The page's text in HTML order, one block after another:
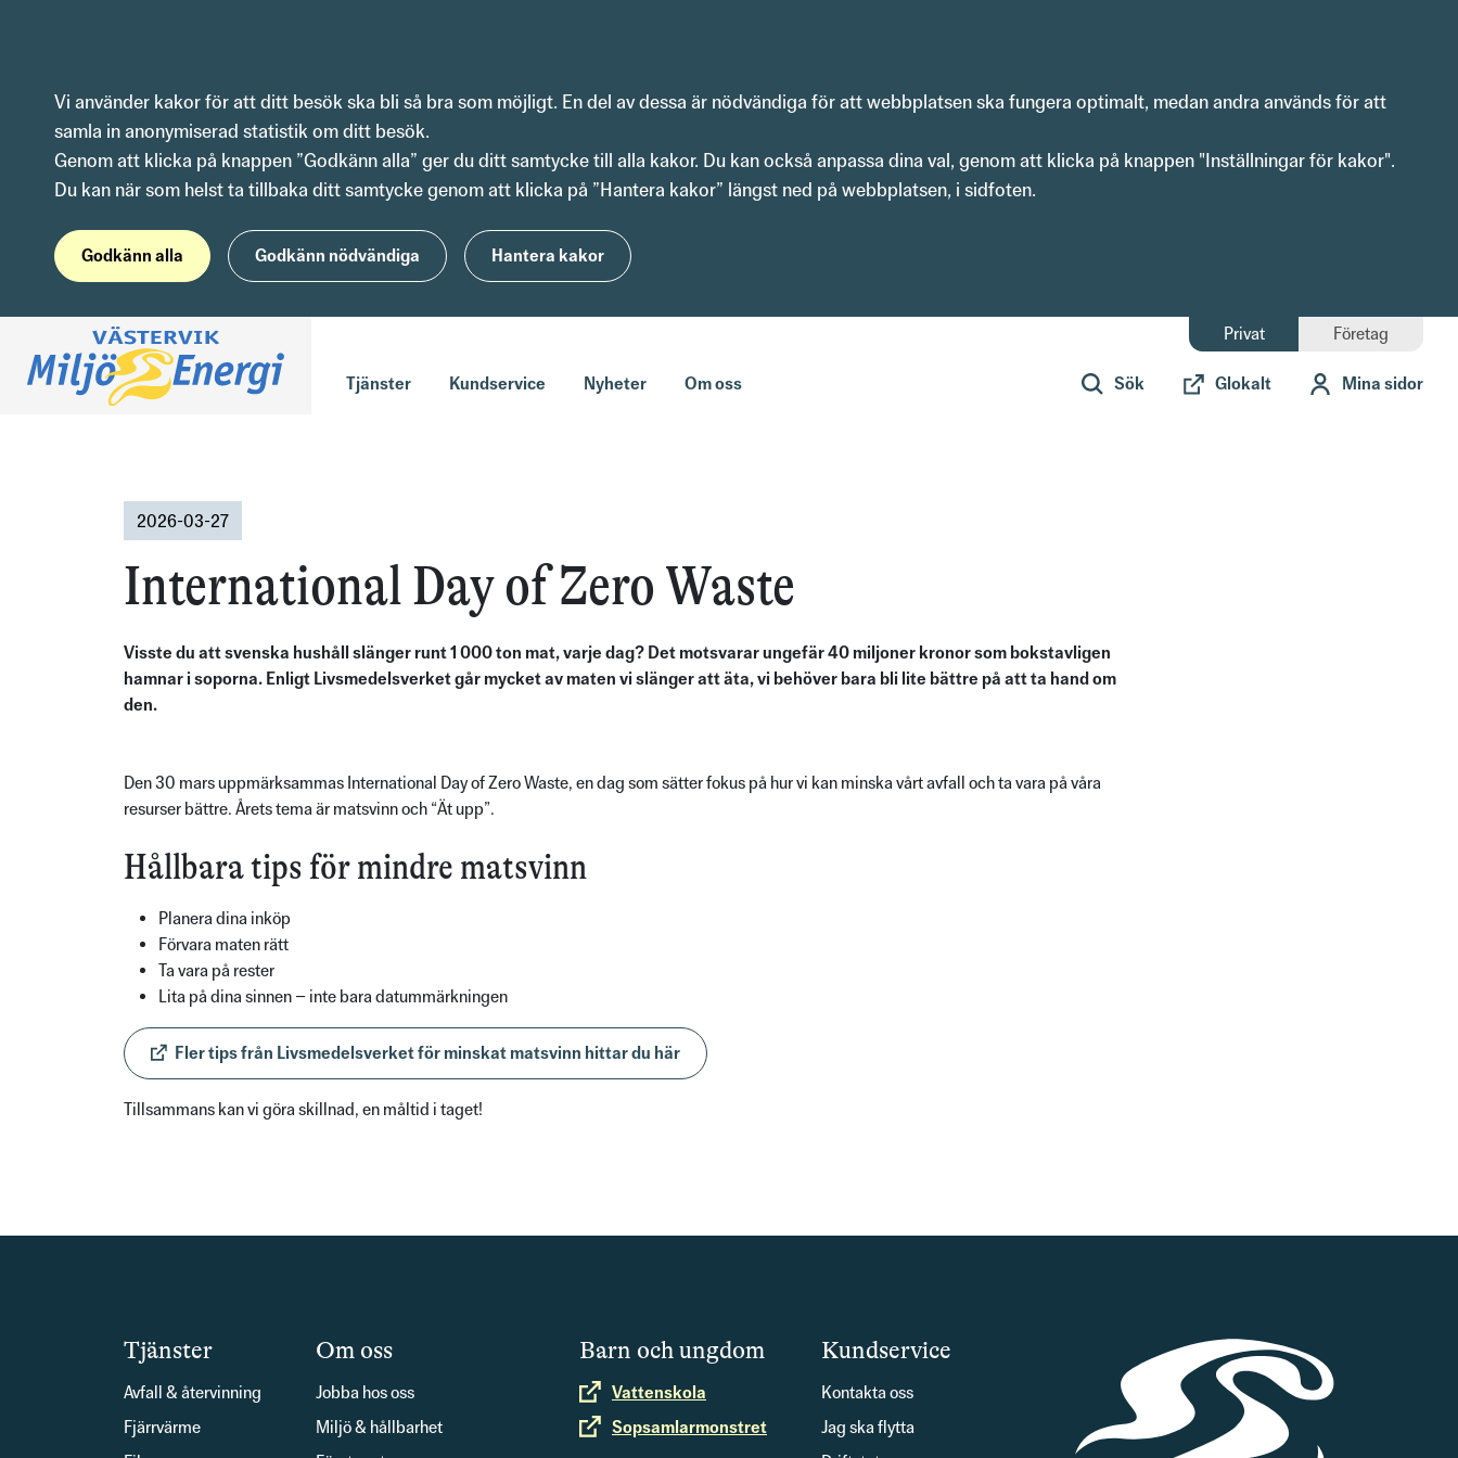
Vi använder kakor för att ditt besök ska bli så bra som möjligt. En del av dessa är nödvändiga för att webbplatsen ska fungera optimalt, medan andra används för att
samla in anonymiserad statistik om ditt besök.
Genom att klicka på knappen ”Godkänn alla” ger du ditt samtycke till alla kakor. Du kan också anpassa dina val, genom att klicka på knappen "Inställningar för kakor".
Du kan när som helst ta tillbaka ditt samtycke genom att klicka på ”Hantera kakor” längst ned på webbplatsen, i sidfoten.
Godkänn alla Godkänn nödvändiga Hantera kakor
Privat Företag
Tjänster Kundservice Nyheter Om oss Sök Glokalt Mina sidor
2026-03-27
International Day of Zero Waste
Visste du att svenska hushåll slänger runt 1 000 ton mat, varje dag? Det motsvarar ungefär 40 miljoner kronor som bokstavligen
hamnar i soporna. Enligt Livsmedelsverket går mycket av maten vi slänger att äta, vi behöver bara bli lite bättre på att ta hand om
den.
Den 30 mars uppmärksammas International Day of Zero Waste, en dag som sätter fokus på hur vi kan minska vårt avfall och ta vara på våra
resurser bättre. Årets tema är matsvinn och “Ät upp”.
Hållbara tips för mindre matsvinn
Planera dina inköp
Förvara maten rätt
Ta vara på rester
Lita på dina sinnen – inte bara datummärkningen
Fler tips från Livsmedelsverket för minskat matsvinn hittar du här
Tillsammans kan vi göra skillnad, en måltid i taget!
Tjänster
Avfall & återvinning
Fjärrvärme
Om oss
Jobba hos oss
Miljö & hållbarhet
Barn och ungdom
Extern länk
Vattenskola
Extern länk
Sopsamlarmonstret
Kundservice
Kontakta oss
Jag ska flytta